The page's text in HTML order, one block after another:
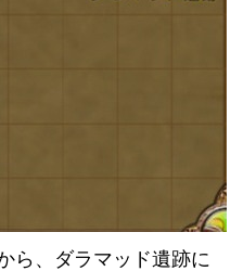
ら、ダラマッド遺跡に